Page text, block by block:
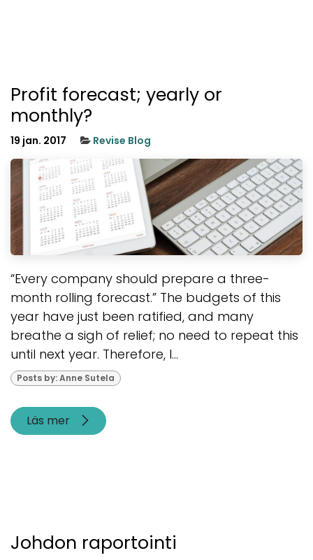
Profit forecast; yearly or
monthly?
19 jan. 2017 Revise Blog
“Every company should prepare a three-
month rolling forecast.” The budgets of this
year have just been ratified, and many
breathe a sigh of relief; no need to repeat this
until next year. Therefore, I...
Posts by: Anne Sutela
Läs mer
Johdon raportointi